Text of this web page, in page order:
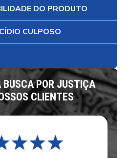
DO PRODUTO
CULPOSO
BUSCA POR JUSTIÇA
CLIENTES